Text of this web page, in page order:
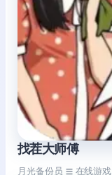
找茬大师傅
月光备份员 在线游戏